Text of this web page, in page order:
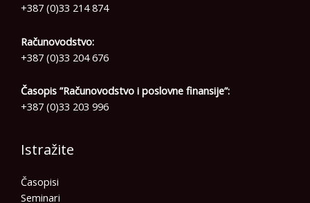
+387 (0)33 214 874
Računovodstvo:
+387 (0)33 204 676
Časopis ”Računovodstvo i poslovne finansije”:
+387 (0)33 203 996
Istražite
Časopisi
Seminari